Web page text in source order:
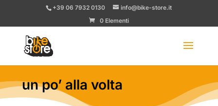
+39 06 7932 0130
info@bike-store.it
0 Elementi
un po’ alla volta